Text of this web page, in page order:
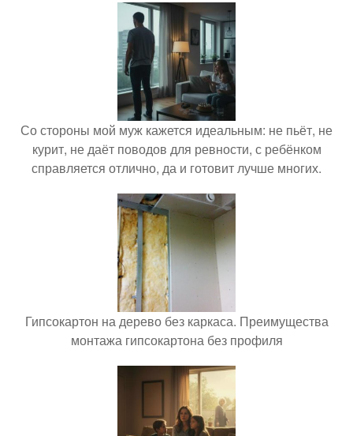
Со стороны мой муж кажется идеальным: не пьёт, не
курит, не даёт поводов для ревности, с ребёнком
справляется отлично, да и готовит лучше многих.
Гипсокартон на дерево без каркаса. Преимущества
монтажа гипсокартона без профиля